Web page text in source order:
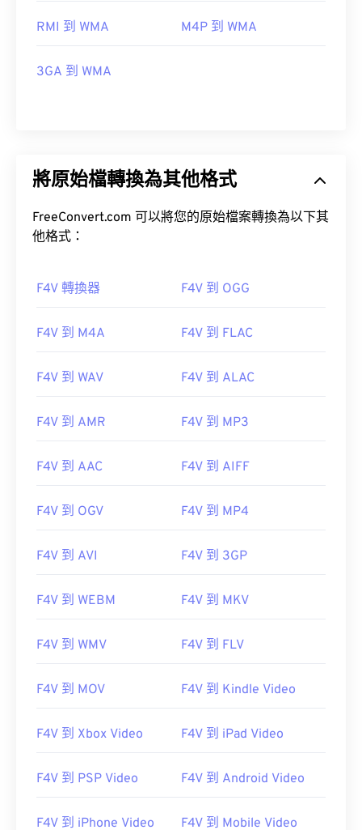
00 00 00 00
00 00 00 00
RMI 到 WMA M4P 到 WMA
3GA 到 WMA
將原始檔轉換為其他格式
FreeConvert.com 可以將您的原始檔案轉換為以下其
他格式：
F4V 轉換器 F4V 到 OGG
F4V 到 M4A F4V 到 FLAC
F4V 到 WAV F4V 到 ALAC
F4V 到 AMR F4V 到 MP3
F4V 到 AAC F4V 到 AIFF
F4V 到 OGV F4V 到 MP4
F4V 到 AVI F4V 到 3GP
F4V 到 WEBM F4V 到 MKV
F4V 到 WMV F4V 到 FLV
F4V 到 MOV F4V 到 Kindle Video
F4V 到 Xbox Video F4V 到 iPad Video
F4V 到 PSP Video F4V 到 Android Video
F4V 到 iPhone Video F4V 到 Mobile Video